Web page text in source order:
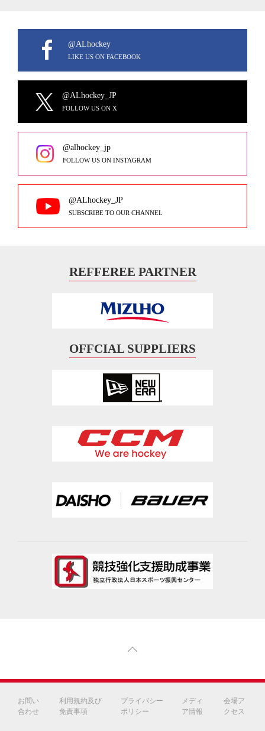
@ALhockey
LIKE US ON FACEBOOK
@ALhockey_JP
FOLLOW US ON X
@alhockey_jp
FOLLOW US ON INSTAGRAM
@ALhockey_JP
SUBSCRIBE TO OUR CHANNEL
REFFEREE PARTNER
OFFCIAL SUPPLIERS
お問い
合わせ
利用規約及び
免責事項
プライバシー
ポリシー
メディ
ア情報
会場ア
クセス